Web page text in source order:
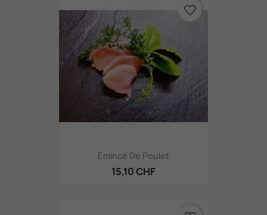
Emincé De Poulet
15,10 CHF
favorite_border